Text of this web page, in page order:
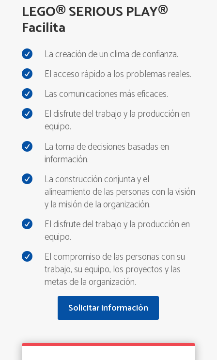
LEGO® SERIOUS PLAY®
Facilita
 La creación de unclimadeconfianza.
 El acceso rápido a los problemas reales.
 Las comunicaciones más eficaces.

El disfrute del trabajo y la producción en
equipo.

La toma de decisiones basadas en
información.

La construcción conjunta y el
alineamiento de las personas con la visión
y la misión de la organización.

El disfrute del trabajo y la producción en
equipo.

El compromiso de las personas con su
trabajo, su equipo, los proyectos y las
metas de la organización.
Solicitar información